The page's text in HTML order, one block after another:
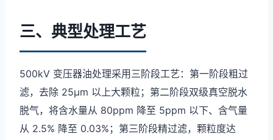
三、典型处理工艺
500kV 变压器油处理采用三阶段工艺：第一阶段粗过
滤，去除 25μm 以上大颗粒；第二阶段双级真空脱水
脱气，将含水量从 80ppm 降至 5ppm 以下、含气量
从 2.5% 降至 0.03%；第三阶段精过滤，颗粒度达